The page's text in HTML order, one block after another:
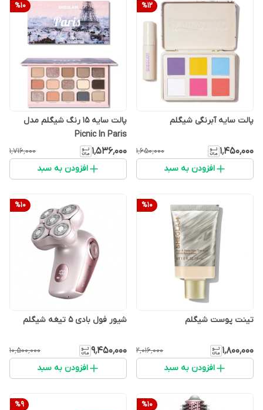
%12
پالت سایه آبرنگی شیگلم
۱٬۴۵۰٬۰۰۰ ۱٬۶۵۰٬۰۰۰
افزودن به سبد
%10
پالت سایه 15 رنگ شیگلم مدل
Picnic In Paris
۱٬۵۳۶٬۰۰۰ ۱٬۷۱۶٬۰۰۰
افزودن به سبد
%10
تینت پوست شیگلم
۱٬۸۰۰٬۰۰۰ ۲٬۰۱۶٬۰۰۰
افزودن به سبد
%10
شیور فول بادی ۵ تیغه شیگلم
۹٬۴۵۰٬۰۰۰ ۱۰٬۵۰۰٬۰۰۰
افزودن به سبد
%10
%9